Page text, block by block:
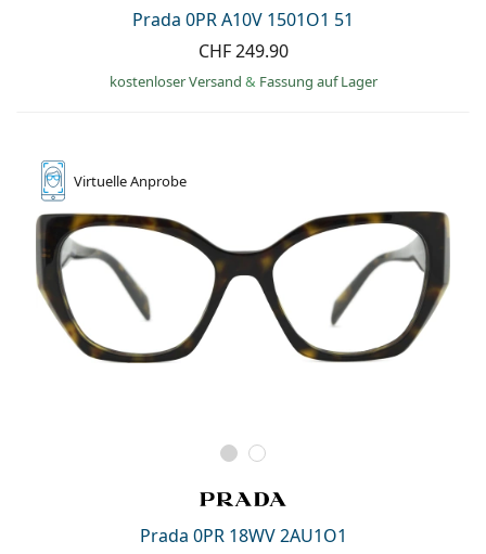
Prada 0PR A10V 1501O1 51
CHF 249.90
kostenloser Versand & Fassung auf Lager
VirtuelleAnprobe
Prada 0PR 18WV 2AU1O1